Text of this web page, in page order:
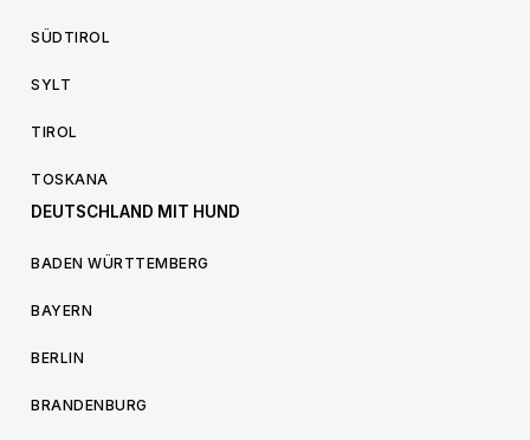
SÜDTIROL
SYLT
TIROL
TOSKANA
DEUTSCHLAND MIT HUND
BADEN WÜRTTEMBERG
BAYERN
BERLIN
BRANDENBURG